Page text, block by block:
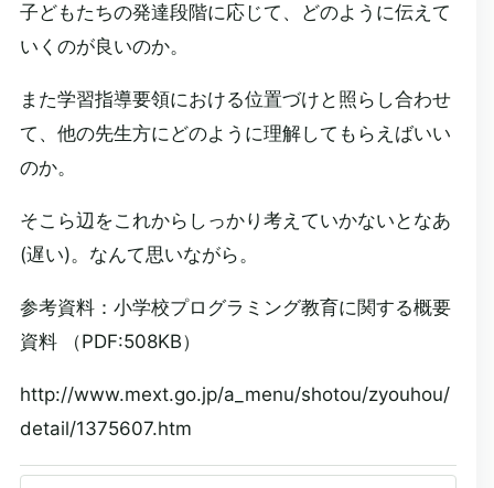
子どもたちの発達段階に応じて、どのように伝えて
いくのが良いのか。
また学習指導要領における位置づけと照らし合わせ
て、他の先生方にどのように理解してもらえばいい
のか。
そこら辺をこれからしっかり考えていかないとなあ
(遅い)。なんて思いながら。
参考資料：小学校プログラミング教育に関する概要
資料 （PDF:508KB）
http://www.mext.go.jp/a_menu/shotou/zyouhou/
detail/1375607.htm